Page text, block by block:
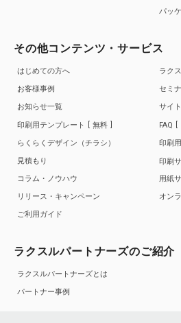
パッ
その他コンテンツ・サービス
はじめての方へ
お客様事例
お知らせ一覧
印刷用テンプレート
無料
らくらくデザイン（チラシ）
見積もり
コラム・ノウハウ
リリース・キャンペーン
ご利用ガイド
ラク
セミ
サイ
FAQ
印刷
印刷
用紙
オン
ラクスルパートナーズのご紹介
ラクスルパートナーズとは
パートナー事例